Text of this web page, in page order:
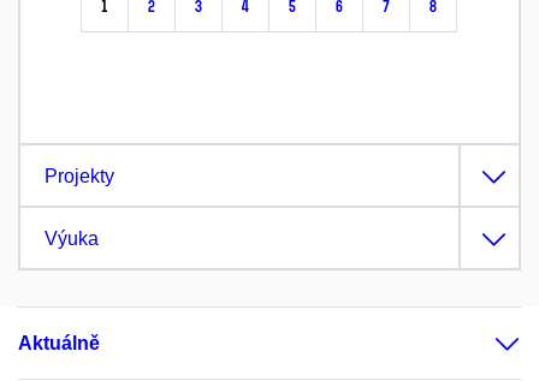
1 2 3 4 5 6 7 8
Projekty
Výuka
Aktuálně